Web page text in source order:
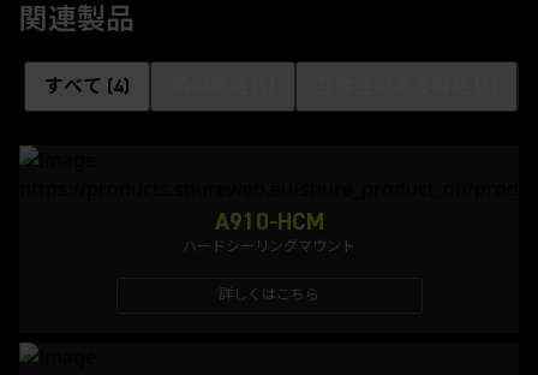
関連製品
すべて (4)
A910-HCM
ハードシーリングマウント
詳しくはこちら